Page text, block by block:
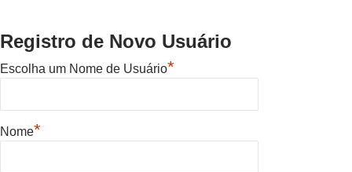
Registro de Novo Usuário
Escolha um Nome de Usuário*
Nome*